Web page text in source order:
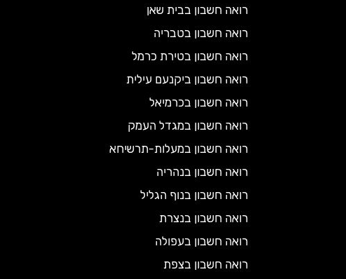
רואה חשבון בבית שאן
רואה חשבון בטבריה
רואה חשבון בטירת כרמל
רואה חשבון ביקנעם עילית
רואה חשבון בכרמיאל
רואה חשבון במגדל העמק
רואה חשבון במעלות-תרשיחא
רואה חשבון בנהריה
רואה חשבון בנוף הגליל
רואה חשבון בנצרת
רואה חשבון בעפולה
רואה חשבון בצפת